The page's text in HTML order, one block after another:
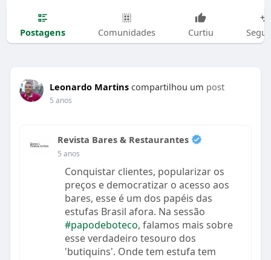
Postagens Comunidades Curtiu
Leonardo Martins compartilhou um post
5 anos
Revista Bares & Restaurantes
5 anos
Conquistar clientes, popularizar os
preços e democratizar o acesso aos
bares, esse é um dos papéis das
estufas Brasil afora. Na sessão
#papodeboteco, falamos mais sobre
esse verdadeiro tesouro dos
'butiquins'. Onde tem estufa tem